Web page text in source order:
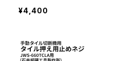
ース 補助台 ≪メーカー直
送≫ EXTEBASE-CP320T
¥4,400